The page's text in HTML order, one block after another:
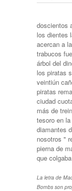
doscientos
los dientes
acercan a
trabucos
árbol del
los piratas
veintiún
piratas
ciudad
más de
tesoro en
diamantes
nosotros "
pierna de
que colgaba
La letra de
Bombs son